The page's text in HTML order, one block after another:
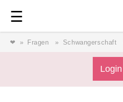
☰
❤ Fragen Schwangerschaft
Login